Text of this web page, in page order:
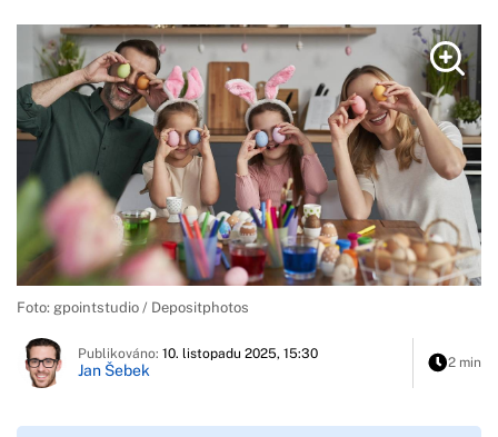
Foto: gpointstudio / Depositphotos
Publikováno: 10. listopadu 2025, 15:30
Jan Šebek 2 min